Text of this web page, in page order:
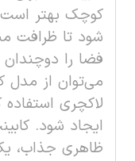
کوچک بهتر است
شود تا ظرافت
فضا را دوچندان
می‌توان از مدل
لاکچری
ایجاد شود.
ظاهری جذاب،